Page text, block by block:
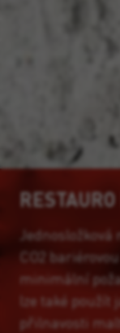
CO2
minimální
lze také použít
přilnavosti